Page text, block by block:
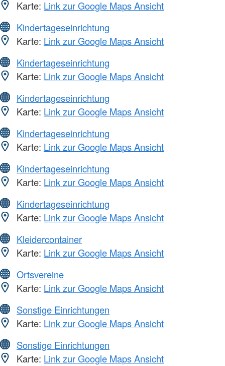
Karte: Link zur Google Maps Ansicht
Kindertageseinrichtung
Karte: Link zur Google Maps Ansicht
Kindertageseinrichtung
Karte: Link zur Google Maps Ansicht
Kindertageseinrichtung
Karte: Link zur Google Maps Ansicht
Kindertageseinrichtung
Karte: Link zur Google Maps Ansicht
Kindertageseinrichtung
Karte: Link zur Google Maps Ansicht
Kindertageseinrichtung
Karte: Link zur Google Maps Ansicht
Kleidercontainer
Karte: Link zur Google Maps Ansicht
Ortsvereine
Karte: Link zur Google Maps Ansicht
Sonstige Einrichtungen
Karte: Link zur Google Maps Ansicht
Sonstige Einrichtungen
Karte: Link zur Google Maps Ansicht